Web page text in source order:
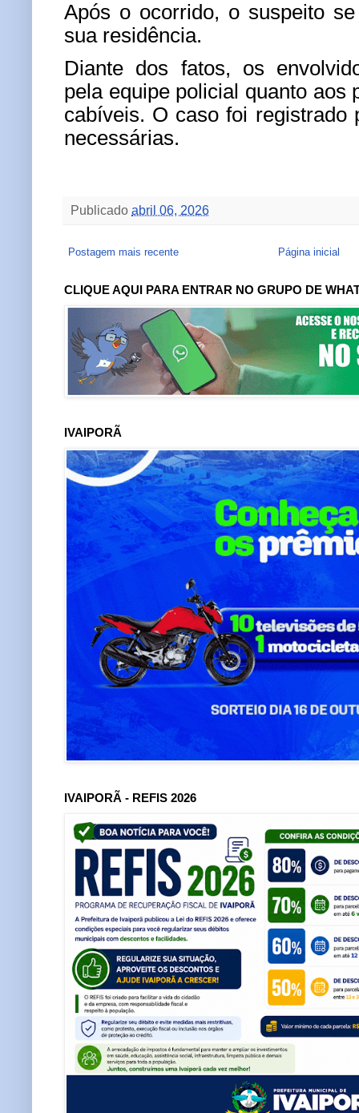
Após o ocorrido, o suspeito
sua residência.
Diante dos fatos, os
pela equipe policial quanto aos
cabíveis. O caso foi registrado
necessárias.
Publicado abril 06, 2026
Postagem mais recente Página inicial
CLIQUE AQUI PARA ENTRAR NO GRUPO DE
IVAIPORÃ
IVAIPORÃ - REFIS 2026